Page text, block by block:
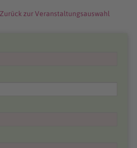
Zurück zur Veranstaltungsauswahl